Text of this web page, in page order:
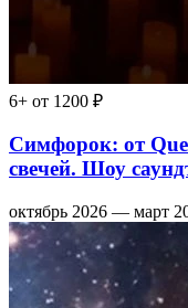
6+ от 1200 ₽
Симфорок: от
свечей. Шоу
октябрь 2026 — март